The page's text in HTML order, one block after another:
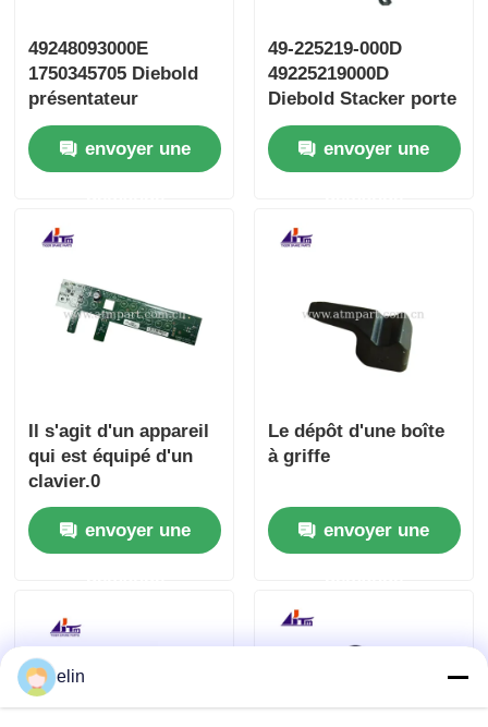
49248093000E
1750345705 Diebold
présentateur
envoyer une
49-225219-000D
49225219000D
Diebold Stacker porte
déviée pièces de
distributeurs
automatiques
envoyer une
Il s'agit d'un appareil
qui est équipé d'un
clavier.0
envoyer une
Le dépôt d'une boîte
à griffe
envoyer une
elin